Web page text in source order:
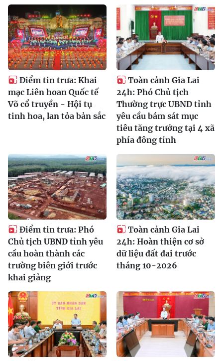
Điểm tin trưa: Khai
mạc Liên hoan Quốc tế
Võ cổ truyền - Hội tụ
tinh hoa, lan tỏa bản sắc
Toàn cảnh Gia Lai
24h: Phó Chủ tịch
Thường trực UBND tỉnh
yêu cầu bám sát mục
tiêu tăng trưởng tại 4 xã
phía đông tỉnh
Điểm tin trưa: Phó
Chủ tịch UBND tỉnh yêu
cầu hoàn thành các
trường biên giới trước
khai giảng
Toàn cảnh Gia Lai
24h: Hoàn thiện cơ sở
dữ liệu đất đai trước
tháng 10-2026